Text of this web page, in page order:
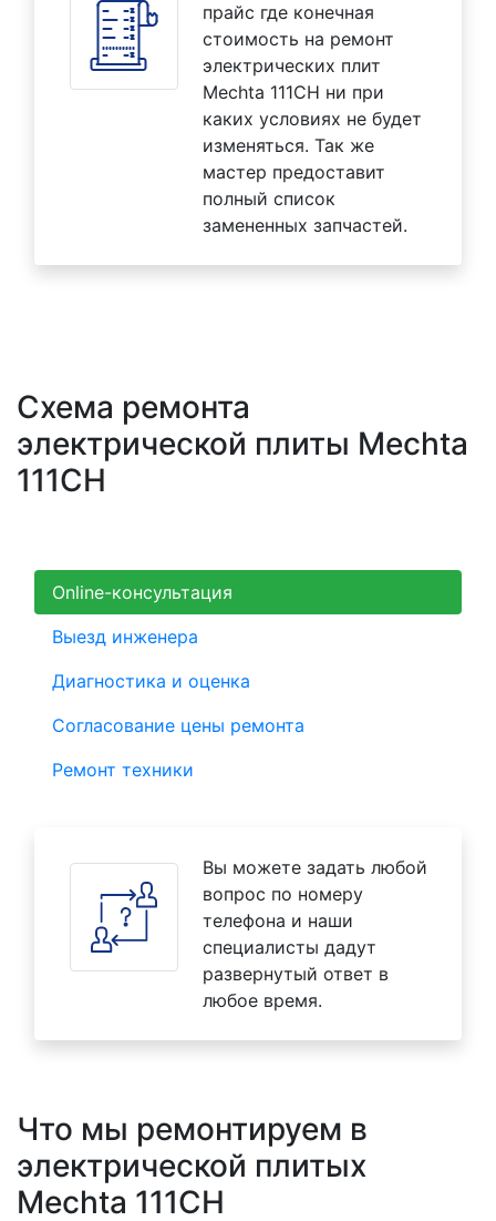
прайс где конечная
стоимость на ремонт
электрических плит
Mechta 111CH ни при
каких условиях не будет
изменяться. Так же
мастер предоставит
полный список
замененных запчастей.
Схема ремонта
электрической плиты Mechta
111CH
Online-консультация
Выезд инженера
Диагностика и оценка
Согласование цены ремонта
Ремонт техники
Вы можете задать любой
вопрос по номеру
телефона и наши
специалисты дадут
развернутый ответ в
любое время.
Что мы ремонтируем в
электрической плитых
Mechta 111CH